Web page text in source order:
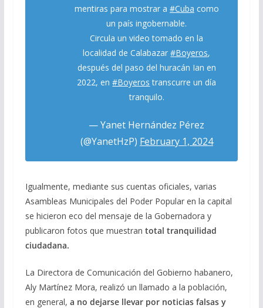
mentiras para mostrar a #Cuba como
un país ingobernable.
Circula un video tomado en la
localidad de Calabazar#Boyeros,
después del paso del huracán Ian en
2022, en#Boyeros transcurre un día
tranquilo.
— Yanet Hernández Pérez
(@YanetHzP) February 1, 2024
Igualmente, mediante sus cuentas oficiales, varias
Asambleas Municipales del Poder Popular en la capital
se hicieron eco del mensaje de la Gobernadora y
publicaron fotos que muestran total tranquilidad
ciudadana.
La Directora de Comunicación del Gobierno habanero,
Aly Martínez Mora, realizó un llamado a la población,
en general, a no dejarse llevar por noticias falsas y